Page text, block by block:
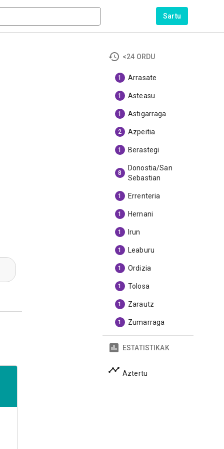
Sartu
<24 ORDU
1 Arrasate
1 Asteasu
1 Astigarraga
2 Azpeitia
1 Berastegi
8
Donostia/San
Sebastian
1 Errenteria
1 Hernani
1 Irun
1 Leaburu
1 Ordizia
1 Tolosa
1 Zarautz
1 Zumarraga
ESTATISTIKAK
Aztertu